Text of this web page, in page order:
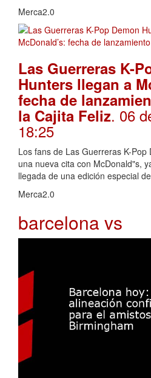
Merca2.0
Las Guerreras K-
Hunters llegan a
fecha de
la Cajita Feliz. 06
18:25
Los fans de Las Guerreras K-
una nueva cita con McDonald"s,
llegada de una edición especial
Merca2.0
barcelona vs